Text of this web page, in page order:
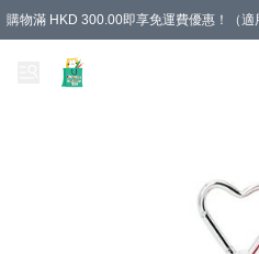
購物滿 HKD 300.00即享免運費優惠！（